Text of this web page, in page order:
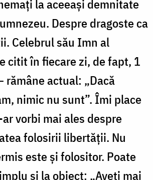
la aceeași demnitate
Despre dragoste ca
Celebrul său Imn al
citit în fiecare zi, de fapt, 1
rămâne actual: „Dacă
nimic nu sunt”. Îmi place
vorbi mai ales despre
folosirii libertății. Nu
este și folositor. Poate
și la obiect: „Aveți mai